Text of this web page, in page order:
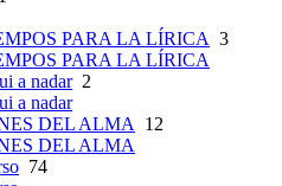
PARA LA LÍRICA 3
PARA LA LÍRICA
a nadar2
a nadar
DEL ALMA
12
DEL ALMA
74